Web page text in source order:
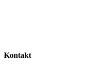
Kontakt